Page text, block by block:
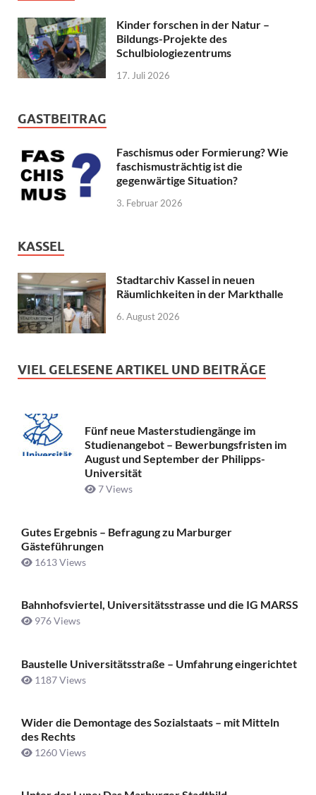
Kinder forschen in der Natur –
Bildungs-Projekte des
Schulbiologiezentrums
17. Juli 2026
GASTBEITRAG
Faschismus oder Formierung? Wie
faschismusträchtig ist die
gegenwärtige Situation?
3. Februar 2026
KASSEL
Stadtarchiv Kassel in neuen
Räumlichkeiten in der Markthalle
6. August 2026
VIEL GELESENE ARTIKEL UND BEITRÄGE
Fünf neue Masterstudiengänge im
Studienangebot – Bewerbungsfristen im
August und September der Philipps-
Universität
7 Views
Gutes Ergebnis – Befragung zu Marburger
Gästeführungen
1613 Views
Bahnhofsviertel, Universitätsstrasse und die IG MARSS
976 Views
Baustelle Universitätsstraße ­– Umfahrung eingerichtet
1187 Views
Wider die Demontage des Sozialstaats – mit Mitteln
des Rechts
1260 Views